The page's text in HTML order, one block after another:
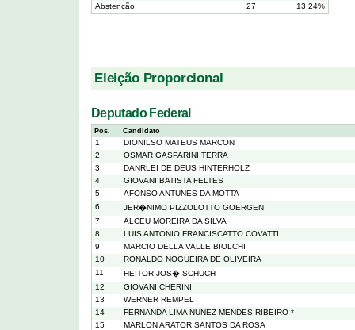
Abstenção
27 13.24%
Eleição Proporcional
Deputado Federal
Pos. Candidato
1
DIONILSO MATEUS MARCON
2
OSMAR GASPARINI TERRA
3
DANRLEI DE DEUS HINTERHOLZ
4
GIOVANI BATISTA FELTES
5
AFONSO ANTUNES DA MOTTA
6
JER�NIMO PIZZOLOTTO GOERGEN
7
ALCEU MOREIRA DA SILVA
8
LUIS ANTONIO FRANCISCATTO COVATTI
9
MARCIO DELLA VALLE BIOLCHI
10
RONALDO NOGUEIRA DE OLIVEIRA
11
HEITOR JOS� SCHUCH
12
GIOVANI CHERINI
13
WERNER REMPEL
14
FERNANDA LIMA NUNEZ MENDES RIBEIRO *
15
MARLON ARATOR SANTOS DA ROSA